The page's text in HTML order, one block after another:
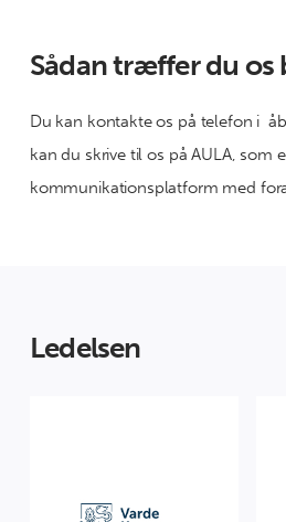
Sådan træffer du os
Du kan kontakte os på telefon i
kan du skrive til os på AULA, som
kommunikationsplatform med
Ledelsen